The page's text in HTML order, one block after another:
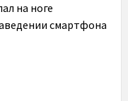
на ноге
смартфона